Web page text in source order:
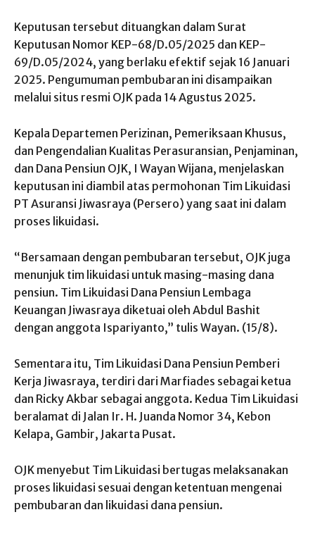
Keputusan tersebut dituangkan dalam Surat
Keputusan Nomor KEP-68/D.05/2025 dan KEP-
69/D.05/2024, yang berlaku efektif sejak 16 Januari
2025. Pengumuman pembubaran ini disampaikan
melalui situs resmi OJK pada 14 Agustus 2025.
Kepala Departemen Perizinan, Pemeriksaan Khusus,
dan Pengendalian Kualitas Perasuransian, Penjaminan,
dan Dana Pensiun OJK, I Wayan Wijana, menjelaskan
keputusan ini diambil atas permohonan Tim Likuidasi
PT Asuransi Jiwasraya (Persero) yang saat ini dalam
proses likuidasi.
“Bersamaan dengan pembubaran tersebut, OJK juga
menunjuk tim likuidasi untuk masing-masing dana
pensiun. Tim Likuidasi Dana Pensiun Lembaga
Keuangan Jiwasraya diketuai oleh Abdul Bashit
dengan anggota Ispariyanto,” tulis Wayan. (15/8).
Sementara itu, Tim Likuidasi Dana Pensiun Pemberi
Kerja Jiwasraya, terdiri dari Marfiades sebagai ketua
dan Ricky Akbar sebagai anggota. Kedua Tim Likuidasi
beralamat di Jalan Ir. H. Juanda Nomor 34, Kebon
Kelapa, Gambir, Jakarta Pusat.
OJK menyebut Tim Likuidasi bertugas melaksanakan
proses likuidasi sesuai dengan ketentuan mengenai
pembubaran dan likuidasi dana pensiun.